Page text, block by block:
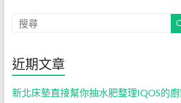
近期文章
新北床墊直接幫你抽水肥整理IQOS的